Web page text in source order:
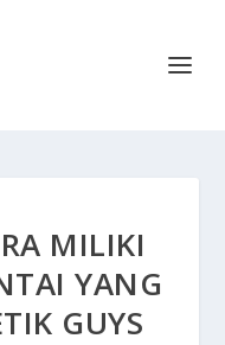
MILIKI
YANG
GUYS